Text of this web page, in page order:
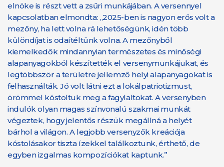
elnöke is részt vett a zsűri munkájában. A versennyel
kapcsolatban elmondta: „2025-ben is nagyon erős volt a
mezőny, ha lett volna rá lehetőségünk, idén több
különdíjat is odaítéltünk volna. A mezőnyből
kiemelkedők mindannyian természetes és minőségi
alapanyagokból készítették el versenymunkájukat, és
legtöbbször a területre jellemző helyi alapanyagokat is
felhasználták. Jó volt látni ezt a lokálpatriotizmust,
örömmel kóstoltuk meg a fagylaltokat. A versenyben
indulók olyan magas színvonalú szakmai munkát
végeztek, hogy jelentős részük megállná a helyét
bárhol a világon. A legjobb versenyzők kreációja
kóstolásakor tiszta ízekkel találkoztunk, érthető, de
egyben izgalmas kompozíciókat kaptunk.”